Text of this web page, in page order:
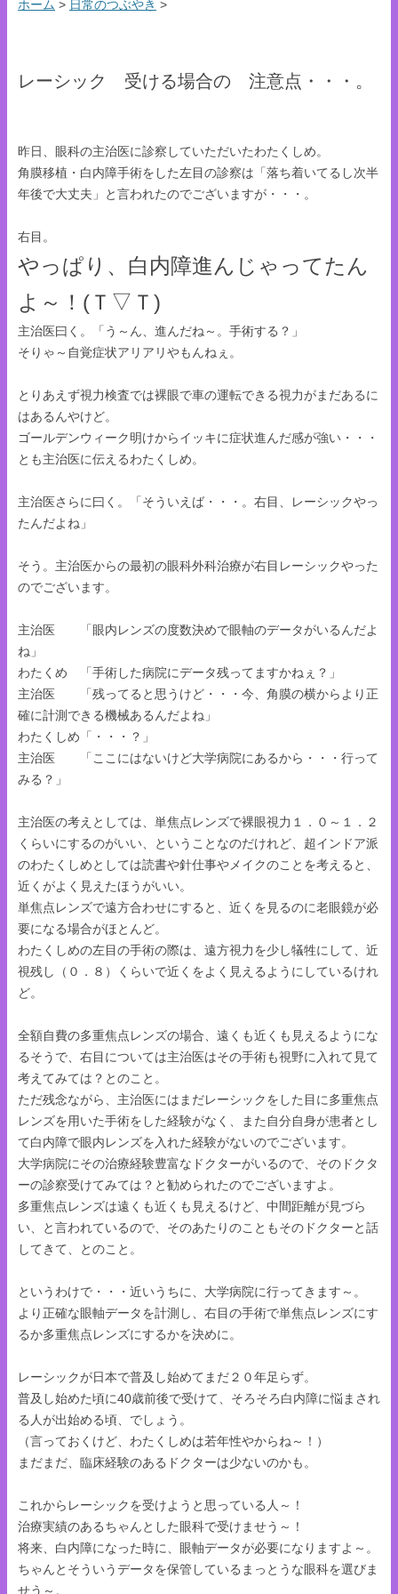
ホーム > 日常のつぶやき >
レーシック 受ける場合の 注意点・・・。
昨日、眼科の主治医に診察していただいたわたくしめ。
角膜移植・白内障手術をした左目の診察は「落ち着いてるし次半
年後で大丈夫」と言われたのでございますが・・・。
右目。
やっぱり、白内障進んじゃってたん
よ～！(Ｔ▽Ｔ)
主治医曰く。「う～ん、進んだね～。手術する？」
そりゃ～自覚症状アリアリやもんねぇ。
とりあえず視力検査では裸眼で車の運転できる視力がまだあるに
はあるんやけど。
ゴールデンウィーク明けからイッキに症状進んだ感が強い・・・
とも主治医に伝えるわたくしめ。
主治医さらに曰く。「そういえば・・・。右目、レーシックやっ
たんだよね」
そう。主治医からの最初の眼科外科治療が右目レーシックやった
のでございます。
主治医 「眼内レンズの度数決めで眼軸のデータがいるんだよ
ね」
わたくめ 「手術した病院にデータ残ってますかねぇ？」
主治医 「残ってると思うけど・・・今、角膜の横からより正
確に計測できる機械あるんだよね」
わたくしめ「・・・？」
主治医 「ここにはないけど大学病院にあるから・・・行って
みる？」
主治医の考えとしては、単焦点レンズで裸眼視力１．０～１．２
くらいにするのがいい、ということなのだけれど、超インドア派
のわたくしめとしては読書や針仕事やメイクのことを考えると、
近くがよく見えたほうがいい。
単焦点レンズで遠方合わせにすると、近くを見るのに老眼鏡が必
要になる場合がほとんど。
わたくしめの左目の手術の際は、遠方視力を少し犠牲にして、近
視残し（０．８）くらいで近くをよく見えるようにしているけれ
ど。
全額自費の多重焦点レンズの場合、遠くも近くも見えるようにな
るそうで、右目については主治医はその手術も視野に入れて見て
考えてみては？とのこと。
ただ残念ながら、主治医にはまだレーシックをした目に多重焦点
レンズを用いた手術をした経験がなく、また自分自身が患者とし
て白内障で眼内レンズを入れた経験がないのでございます。
大学病院にその治療経験豊富なドクターがいるので、そのドクタ
ーの診察受けてみては？と勧められたのでございますよ。
多重焦点レンズは遠くも近くも見えるけど、中間距離が見づら
い、と言われているので、そのあたりのこともそのドクターと話
してきて、とのこと。
というわけで・・・近いうちに、大学病院に行ってきます～。
より正確な眼軸データを計測し、右目の手術で単焦点レンズにす
るか多重焦点レンズにするかを決めに。
レーシックが日本で普及し始めてまだ２０年足らず。
普及し始めた頃に40歳前後で受けて、そろそろ白内障に悩まされ
る人が出始める頃、でしょう。
（言っておくけど、わたくしめは若年性やからね～！）
まだまだ、臨床経験のあるドクターは少ないのかも。
これからレーシックを受けようと思っている人～！
治療実績のあるちゃんとした眼科で受けませう～！
将来、白内障になった時に、眼軸データが必要になりますよ～。
ちゃんとそういうデータを保管しているまっとうな眼科を選びま
せう～。